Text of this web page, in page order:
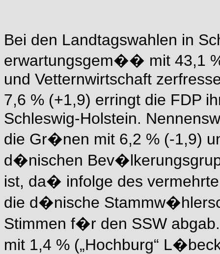
Bei den Landtagswahlen in
erwartungsgem�� mit 43,1
und Vetternwirtschaft
7,6 % (+1,9) erringt die FDP
Schleswig-Holstein.
die Gr�nen mit 6,2 % (-1,9)
d�nischen
ist, da� infolge des
die d�nische
Stimmen f�r den SSW
mit 1,4 % („Hochburg“